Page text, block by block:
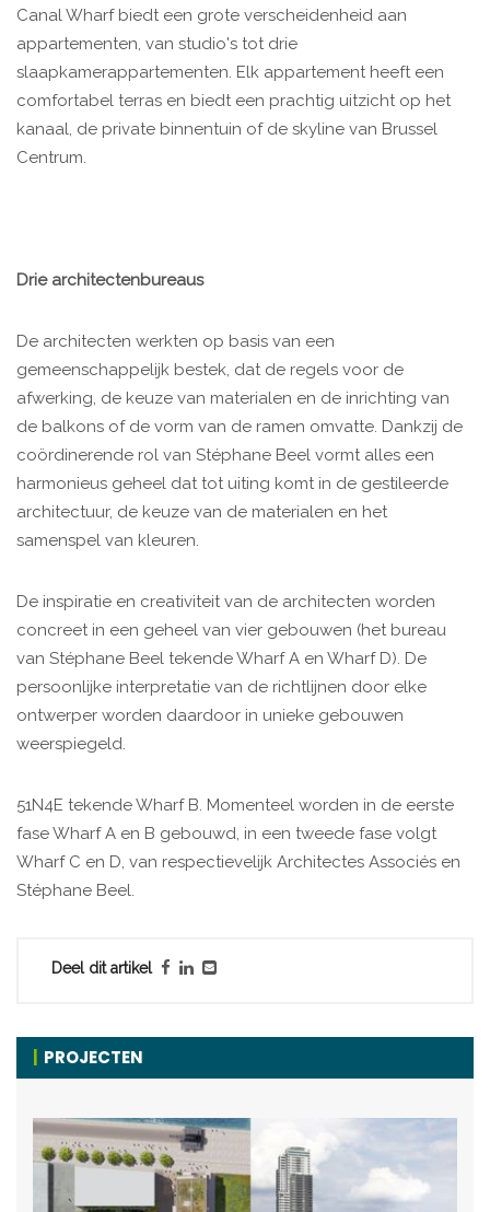
Canal Wharf biedt een grote verscheidenheid aan
appartementen, van studio's tot drie
slaapkamerappartementen. Elk appartement heeft een
comfortabel terras en biedt een prachtig uitzicht op het
kanaal, de private binnentuin of de skyline van Brussel
Centrum.
Drie architectenbureaus
De architecten werkten op basis van een
gemeenschappelijk bestek, dat de regels voor de
afwerking, de keuze van materialen en de inrichting van
de balkons of de vorm van de ramen omvatte. Dankzij de
coördinerende rol van Stéphane Beel vormt alles een
harmonieus geheel dat tot uiting komt in de gestileerde
architectuur, de keuze van de materialen en het
samenspel van kleuren.
De inspiratie en creativiteit van de architecten worden
concreet in een geheel van vier gebouwen (het bureau
van Stéphane Beel tekende Wharf A en Wharf D). De
persoonlijke interpretatie van de richtlijnen door elke
ontwerper worden daardoor in unieke gebouwen
weerspiegeld.
51N4E tekende Wharf B. Momenteel worden in de eerste
fase Wharf A en B gebouwd, in een tweede fase volgt
Wharf C en D, van respectievelijk Architectes Associés en
Stéphane Beel.
Deel dit artikel
PROJECTEN